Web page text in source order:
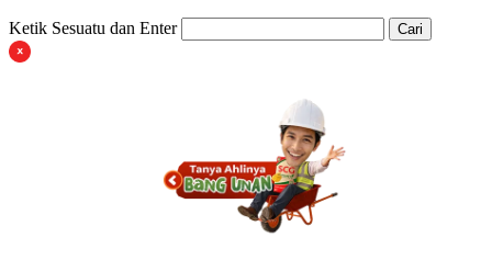
Ketik Sesuatu dan Enter Cari